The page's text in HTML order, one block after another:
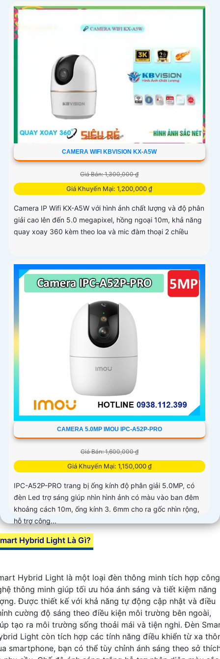
CAMERA WIFI KBVISION KX-A5W
Giá Bán: 1,300,000 ₫
Giá Khuyến Mại: 1,200,000 ₫
Camera IP Wifi KX-A5W với hình ảnh chất lượng và độ phân
giải cao lên đến 5.0 megapixel, hồng ngoại 10m, khả năng
quay xoay 360 kèm theo loa và mic đàm thoại 2 chiều
CAMERA 5.0MP IMOU IPC-A52P-PRO
Giá Bán: 1,600,000 ₫
Giá Khuyến Mại: 1,150,000 ₫
IPC-A52P-PRO trang bị ống kính độ phân giải 5.0MP, có
đèn Led trợ sáng giúp nhìn hình ảnh có màu vào ban đêm
khoảng cách 10m, ống kính 3. 6mm cho ra gốc nhìn rộng,
hỗ trợ công...
Hybrid Light Là Gì?
Hybrid Light là một loại đèn thông minh tích hợp công
thông minh giúp tối ưu hóa ánh sáng và tiết kiệm năng
Được thiết kế với khả năng tự động cập nhật và điều
cường độ sáng theo điều kiện môi trường bên ngoài,
tạo ra môi trường sống thoải mái và tiện nghi. Đèn
Light còn tích hợp các tính năng điều khiển từ xa
smartphone, bạn có thể tùy chỉnh ánh sáng theo sở